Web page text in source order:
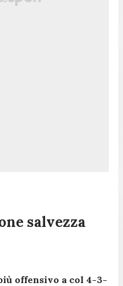
salvezza
offensivo a col 4-3-